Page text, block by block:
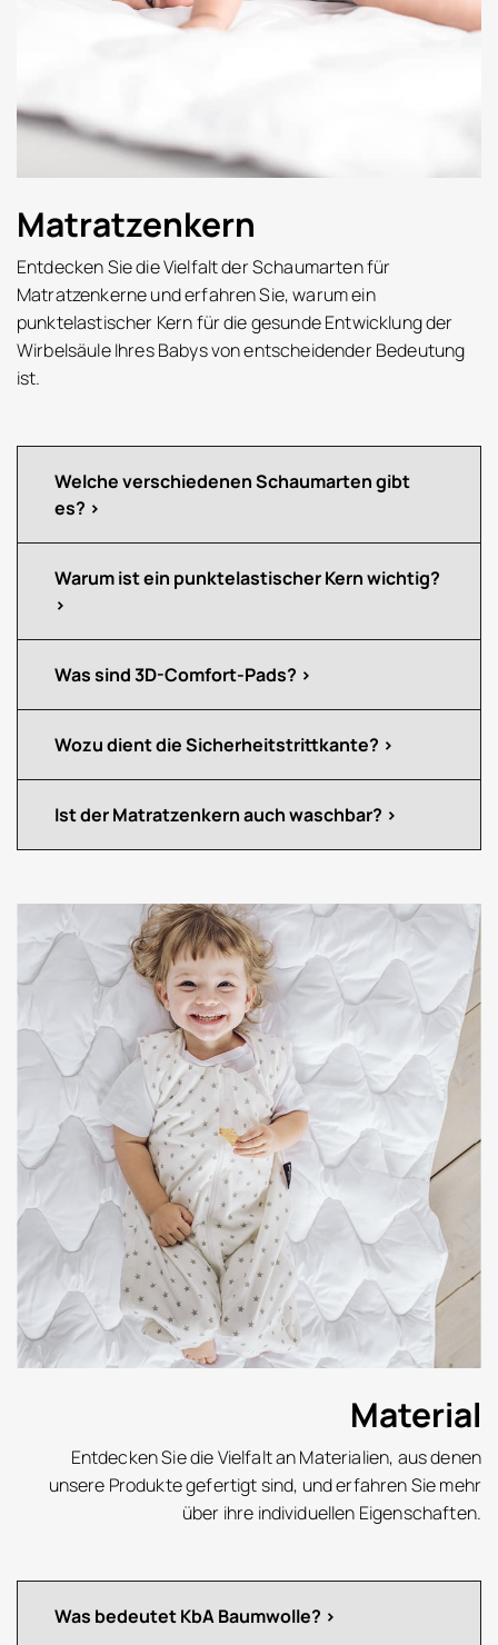
Matratzenkern
Entdecken Sie die Vielfalt der Schaumarten für
Matratzenkerne und erfahren Sie, warum ein
punktelastischer Kern für die gesunde Entwicklung der
Wirbelsäule Ihres Babys von entscheidender Bedeutung
ist.
Welche verschiedenen Schaumarten gibt
es?
Warum ist ein punktelastischer Kern wichtig?
Was sind 3D-Comfort-Pads?
Wozu dient die Sicherheitstrittkante?
Ist der Matratzenkern auch waschbar?
Material
Entdecken Sie die Vielfalt an Materialien, aus denen
unsere Produkte gefertigt sind, und erfahren Sie mehr
über ihre individuellen Eigenschaften.
Was bedeutet KbA Baumwolle?